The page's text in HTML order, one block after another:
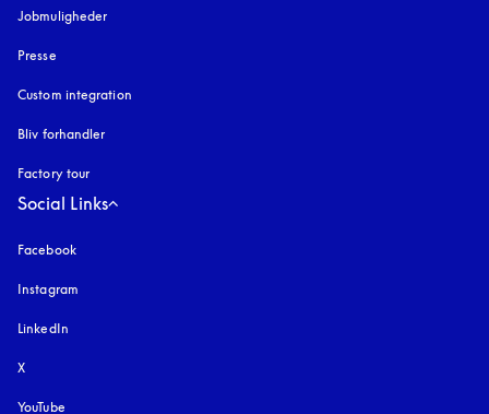
Jobmuligheder
Presse
Custom integration
Bliv forhandler
Factory tour
Social Links
Facebook
Instagram
LinkedIn
X
YouTube